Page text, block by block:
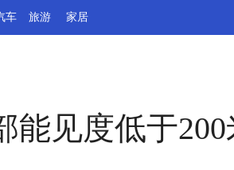
车 旅游 家居
能见度低于